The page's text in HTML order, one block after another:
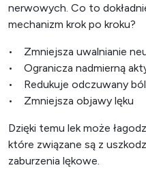
nerwowych. Co to
mechanizm krok po kroku?
• Zmniejsza uwalnianie
• Ogranicza nadmierną
• Redukuje odczuwany
• Zmniejsza objawy lęku
Dzięki temu lek może
które związane są z
zaburzenia lękowe.